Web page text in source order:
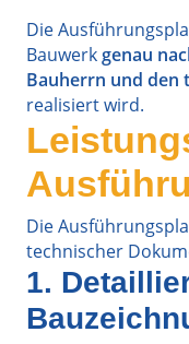
Die
Bauwerkgenau
Bauherrn und den
realisiert wird.
Die
technischer
1.